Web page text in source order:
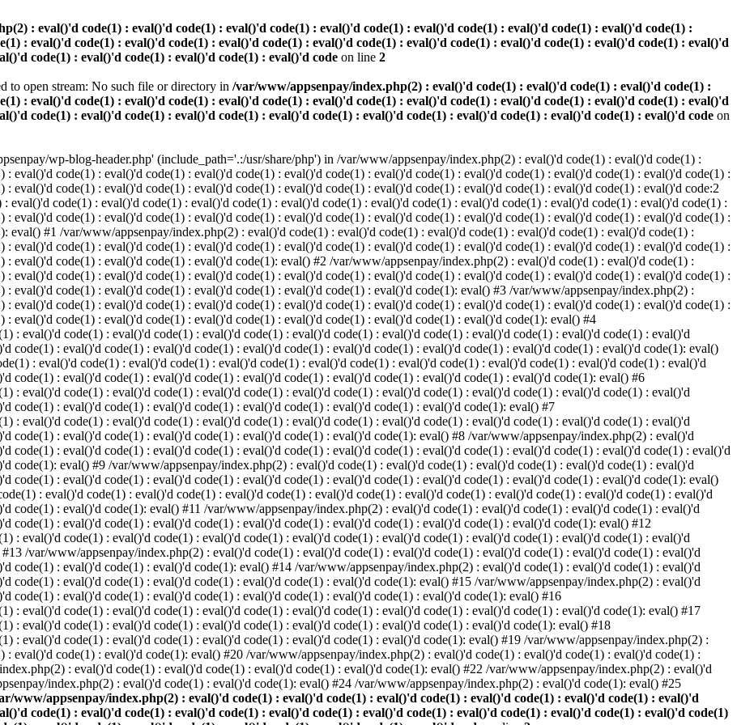
: eval()'d code(1) : eval()'d code(1) : eval()'d code(1) : eval()'d code(1) : eval()'d code(1) : eval()'d code(1) : eval()'d code(1) :
: eval()'d code(1) : eval()'d code(1) : eval()'d code(1) : eval()'d code(1) : eval()'d code(1) : eval()'d code(1) : eval()'d code(1) : eval()'d
code(1) : eval()'d code(1) : eval()'d code(1) : eval()'d code on line 2
to open stream: No such file or directory in /var/www/appsenpay/index.php(2) : eval()'d code(1) : eval()'d code(1) : eval()'d code(1) :
: eval()'d code(1) : eval()'d code(1) : eval()'d code(1) : eval()'d code(1) : eval()'d code(1) : eval()'d code(1) : eval()'d code(1) : eval()'d
code(1) : eval()'d code(1) : eval()'d code(1) : eval()'d code(1) : eval()'d code(1) : eval()'d code(1) : eval()'d code(1) : eval()'d code on
wp-blog-header.php' (include_path='.:/usr/share/php') in /var/www/appsenpay/index.php(2) : eval()'d code(1) : eval()'d code(1) :
eval()'d code(1) : eval()'d code(1) : eval()'d code(1) : eval()'d code(1) : eval()'d code(1) : eval()'d code(1) : eval()'d code(1) : eval()'d code(1) :
eval()'d code(1) : eval()'d code(1) : eval()'d code(1) : eval()'d code(1) : eval()'d code(1) : eval()'d code(1) : eval()'d code(1) : eval()'d code:2
eval()'d code(1) : eval()'d code(1) : eval()'d code(1) : eval()'d code(1) : eval()'d code(1) : eval()'d code(1) : eval()'d code(1) : eval()'d code(1) :
eval()'d code(1) : eval()'d code(1) : eval()'d code(1) : eval()'d code(1) : eval()'d code(1) : eval()'d code(1) : eval()'d code(1) : eval()'d code(1) :
eval() #1 /var/www/appsenpay/index.php(2) : eval()'d code(1) : eval()'d code(1) : eval()'d code(1) : eval()'d code(1) : eval()'d code(1) :
eval()'d code(1) : eval()'d code(1) : eval()'d code(1) : eval()'d code(1) : eval()'d code(1) : eval()'d code(1) : eval()'d code(1) : eval()'d code(1) :
eval()'d code(1) : eval()'d code(1) : eval()'d code(1): eval() #2 /var/www/appsenpay/index.php(2) : eval()'d code(1) : eval()'d code(1) :
eval()'d code(1) : eval()'d code(1) : eval()'d code(1) : eval()'d code(1) : eval()'d code(1) : eval()'d code(1) : eval()'d code(1) : eval()'d code(1) :
eval()'d code(1) : eval()'d code(1) : eval()'d code(1) : eval()'d code(1) : eval()'d code(1): eval() #3 /var/www/appsenpay/index.php(2) :
eval()'d code(1) : eval()'d code(1) : eval()'d code(1) : eval()'d code(1) : eval()'d code(1) : eval()'d code(1) : eval()'d code(1) : eval()'d code(1) :
eval()'d code(1) : eval()'d code(1) : eval()'d code(1) : eval()'d code(1) : eval()'d code(1) : eval()'d code(1): eval() #4
: eval()'d code(1) : eval()'d code(1) : eval()'d code(1) : eval()'d code(1) : eval()'d code(1) : eval()'d code(1) : eval()'d code(1) : eval()'d
code(1) : eval()'d code(1) : eval()'d code(1) : eval()'d code(1) : eval()'d code(1) : eval()'d code(1) : eval()'d code(1) : eval()'d code(1): eval()
: eval()'d code(1) : eval()'d code(1) : eval()'d code(1) : eval()'d code(1) : eval()'d code(1) : eval()'d code(1) : eval()'d code(1) : eval()'d
code(1) : eval()'d code(1) : eval()'d code(1) : eval()'d code(1) : eval()'d code(1) : eval()'d code(1) : eval()'d code(1): eval() #6
: eval()'d code(1) : eval()'d code(1) : eval()'d code(1) : eval()'d code(1) : eval()'d code(1) : eval()'d code(1) : eval()'d code(1) : eval()'d
code(1) : eval()'d code(1) : eval()'d code(1) : eval()'d code(1) : eval()'d code(1) : eval()'d code(1): eval() #7
: eval()'d code(1) : eval()'d code(1) : eval()'d code(1) : eval()'d code(1) : eval()'d code(1) : eval()'d code(1) : eval()'d code(1) : eval()'d
code(1) : eval()'d code(1) : eval()'d code(1) : eval()'d code(1) : eval()'d code(1): eval() #8 /var/www/appsenpay/index.php(2) : eval()'d
code(1) : eval()'d code(1) : eval()'d code(1) : eval()'d code(1) : eval()'d code(1) : eval()'d code(1) : eval()'d code(1) : eval()'d code(1) : eval()'d
code(1): eval() #9 /var/www/appsenpay/index.php(2) : eval()'d code(1) : eval()'d code(1) : eval()'d code(1) : eval()'d code(1) : eval()'d
code(1) : eval()'d code(1) : eval()'d code(1) : eval()'d code(1) : eval()'d code(1) : eval()'d code(1) : eval()'d code(1) : eval()'d code(1): eval()
: eval()'d code(1) : eval()'d code(1) : eval()'d code(1) : eval()'d code(1) : eval()'d code(1) : eval()'d code(1) : eval()'d code(1) : eval()'d
code(1) : eval()'d code(1): eval() #11 /var/www/appsenpay/index.php(2) : eval()'d code(1) : eval()'d code(1) : eval()'d code(1) : eval()'d
code(1) : eval()'d code(1) : eval()'d code(1) : eval()'d code(1) : eval()'d code(1) : eval()'d code(1) : eval()'d code(1): eval() #12
: eval()'d code(1) : eval()'d code(1) : eval()'d code(1) : eval()'d code(1) : eval()'d code(1) : eval()'d code(1) : eval()'d code(1) : eval()'d
/var/www/appsenpay/index.php(2) : eval()'d code(1) : eval()'d code(1) : eval()'d code(1) : eval()'d code(1) : eval()'d code(1) : eval()'d
code(1) : eval()'d code(1) : eval()'d code(1): eval() #14 /var/www/appsenpay/index.php(2) : eval()'d code(1) : eval()'d code(1) : eval()'d
code(1) : eval()'d code(1) : eval()'d code(1) : eval()'d code(1) : eval()'d code(1): eval() #15 /var/www/appsenpay/index.php(2) : eval()'d
code(1) : eval()'d code(1) : eval()'d code(1) : eval()'d code(1) : eval()'d code(1) : eval()'d code(1): eval() #16
: eval()'d code(1) : eval()'d code(1) : eval()'d code(1) : eval()'d code(1) : eval()'d code(1) : eval()'d code(1) : eval()'d code(1): eval() #17
: eval()'d code(1) : eval()'d code(1) : eval()'d code(1) : eval()'d code(1) : eval()'d code(1) : eval()'d code(1): eval() #18
: eval()'d code(1) : eval()'d code(1) : eval()'d code(1) : eval()'d code(1) : eval()'d code(1): eval() #19 /var/www/appsenpay/index.php(2) :
eval()'d code(1) : eval()'d code(1): eval() #20 /var/www/appsenpay/index.php(2) : eval()'d code(1) : eval()'d code(1) : eval()'d code(1) :
: eval()'d code(1) : eval()'d code(1) : eval()'d code(1) : eval()'d code(1): eval() #22 /var/www/appsenpay/index.php(2) : eval()'d
index.php(2) : eval()'d code(1) : eval()'d code(1): eval() #24 /var/www/appsenpay/index.php(2) : eval()'d code(1): eval() #25
www/appsenpay/index.php(2) : eval()'d code(1) : eval()'d code(1) : eval()'d code(1) : eval()'d code(1) : eval()'d code(1) : eval()'d
code(1) : eval()'d code(1) : eval()'d code(1) : eval()'d code(1) : eval()'d code(1) : eval()'d code(1) : eval()'d code(1) : eval()'d code(1)